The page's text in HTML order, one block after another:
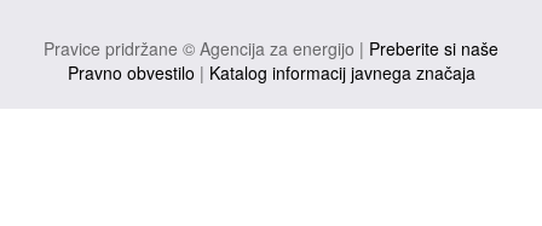
Pravice pridržane © Agencija za energijo | Preberite si naše
Pravno obvestilo | Katalog informacij javnega značaja